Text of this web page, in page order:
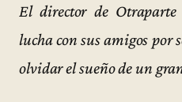
El director de
lucha con sus amigos por
olvidar el sueño de un